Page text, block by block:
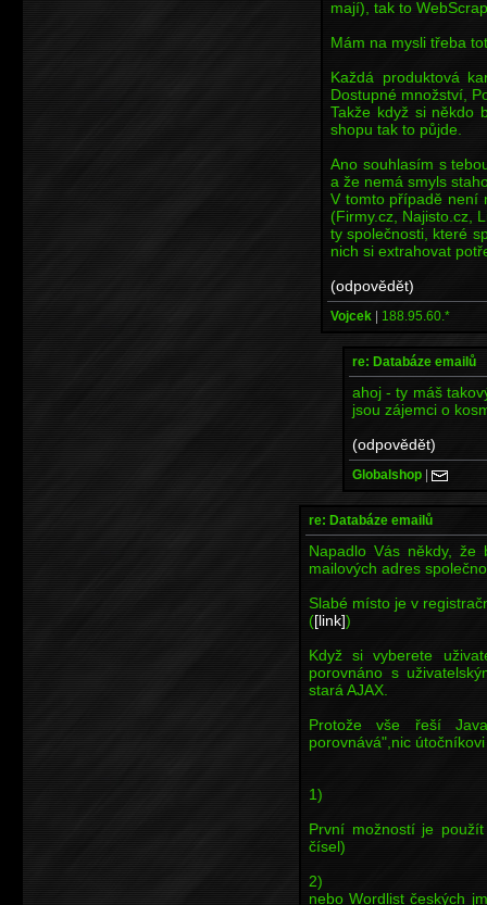
mají), tak to
Mám na mysli třeba
Každá produktová
Dostupné množství,
Takže když si někdo
shopu tak to půjde.
Ano souhlasím s
a že nemá smyls
V tomto případě není
(Firmy.cz, Najisto.cz,
ty společnosti, které
nich si extrahovat
(odpovědět)
Vojcek | 188.95.60.*
re: Databáze emailů
ahoj - ty máš
jsou zájemci o
(odpovědět)
Globalshop |
re: Databáze emailů
Napadlo Vás někdy,
mailových adres
Slabé místo je v
([link])
Když si vyberete
porovnáno s
stará AJAX.
Protože vše řeší
porovnává",nic
1)
První možností je
čísel)
2)
nebo Wordlist českých